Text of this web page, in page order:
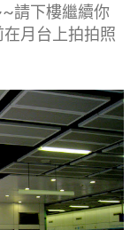
請下樓繼續你
月台上拍拍照